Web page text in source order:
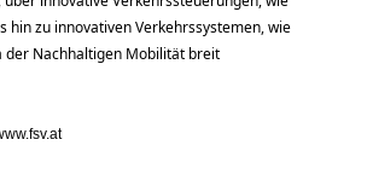
zu innovativen Verkehrssystemen, wie
der Nachhaltigen Mobilität breit